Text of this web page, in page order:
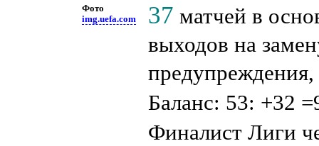
Фото
img.uefa.com
37 матчей в
выходов на
Баланс: 53: +32
Финалист Лиги